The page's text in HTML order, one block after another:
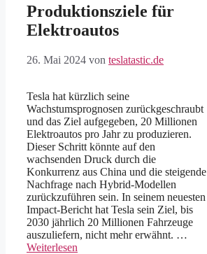
Produktionsziele für
Elektroautos
26. Mai 2024 von teslatastic.de
Tesla hat kürzlich seine
Wachstumsprognosen zurückgeschraubt
und das Ziel aufgegeben, 20 Millionen
Elektroautos pro Jahr zu produzieren.
Dieser Schritt könnte auf den
wachsenden Druck durch die
Konkurrenz aus China und die steigende
Nachfrage nach Hybrid-Modellen
zurückzuführen sein. In seinem neuesten
Impact-Bericht hat Tesla sein Ziel, bis
2030 jährlich 20 Millionen Fahrzeuge
auszuliefern, nicht mehr erwähnt. …
Weiterlesen